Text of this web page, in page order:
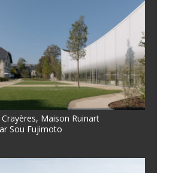
Maison Ruinart
Sou Fujimoto